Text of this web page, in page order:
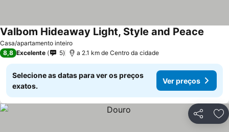
Casa/apartamento inteiro
Valbom Hideaway Light, Style and Peace
8,8 Excelente 5 a 2.1 km de Centro da cidade
Selecione as datas para ver os preços
exatos.
Ver preços
Partilhar